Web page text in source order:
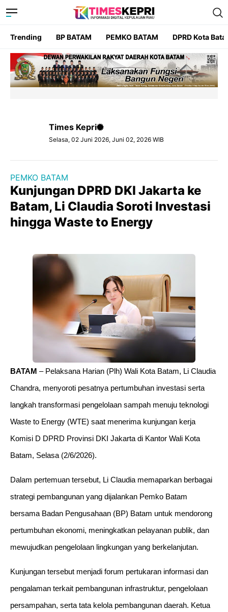
Trending BP BATAM PEMKO BATAM DPRD Kota
Times Kepri
Selasa, 02 Juni 2026, Juni 02, 2026 WIB
PEMKO BATAM
Kunjungan DPRD DKI Jakarta ke
Batam, Li Claudia Soroti Investasi
hingga Waste to Energy
BATAM – Pelaksana Harian (Plh) Wali Kota Batam, Li Claudia
Chandra, menyoroti pesatnya pertumbuhan investasi serta
langkah transformasi pengelolaan sampah menuju teknologi
Waste to Energy (WTE) saat menerima kunjungan kerja
Komisi D DPRD Provinsi DKI Jakarta di Kantor Wali Kota
Batam, Selasa (2/6/2026).
Dalam pertemuan tersebut, Li Claudia memaparkan berbagai
strategi pembangunan yang dijalankan Pemko Batam
bersama Badan Pengusahaan (BP) Batam untuk mendorong
pertumbuhan ekonomi, meningkatkan pelayanan publik, dan
mewujudkan pengelolaan lingkungan yang berkelanjutan.
Kunjungan tersebut menjadi forum pertukaran informasi dan
pengalaman terkait pembangunan infrastruktur, pengelolaan
persampahan, serta tata kelola pembangunan daerah. Ketua